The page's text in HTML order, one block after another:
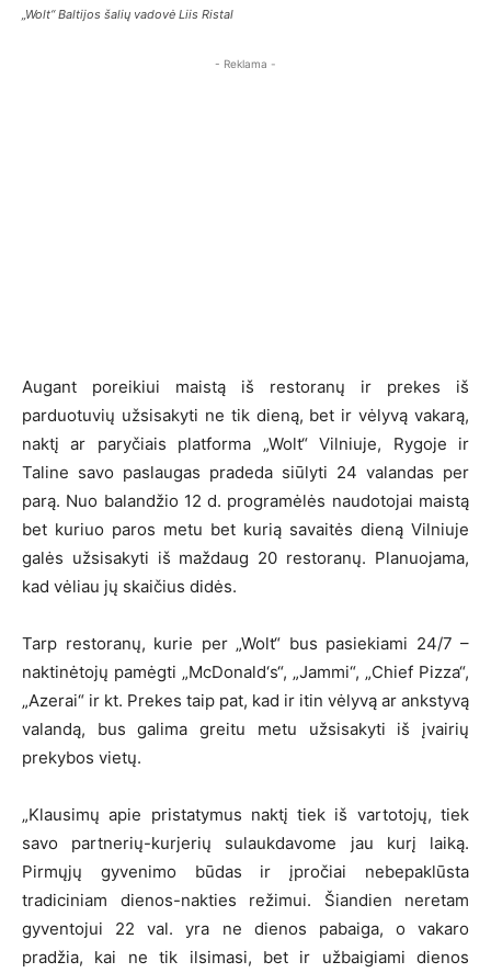
„Wolt“ Baltijos šalių vadovė Liis Ristal
- Reklama -
Augant poreikiui maistą iš restoranų ir prekes iš
parduotuvių užsisakyti ne tik dieną, bet ir vėlyvą vakarą,
naktį ar paryčiais platforma „Wolt“ Vilniuje, Rygoje ir
Taline savo paslaugas pradeda siūlyti 24 valandas per
parą. Nuo balandžio 12 d. programėlės naudotojai maistą
bet kuriuo paros metu bet kurią savaitės dieną Vilniuje
galės užsisakyti iš maždaug 20 restoranų. Planuojama,
kad vėliau jų skaičius didės.
Tarp restoranų, kurie per „Wolt“ bus pasiekiami 24/7 –
naktinėtojų pamėgti „McDonald‘s“, „Jammi“, „Chief Pizza“,
„Azerai“ ir kt. Prekes taip pat, kad ir itin vėlyvą ar ankstyvą
valandą, bus galima greitu metu užsisakyti iš įvairių
prekybos vietų.
„Klausimų apie pristatymus naktį tiek iš vartotojų, tiek
savo partnerių-kurjerių sulaukdavome jau kurį laiką.
Pirmųjų gyvenimo būdas ir įpročiai nebepaklūsta
tradiciniam dienos-nakties režimui. Šiandien neretam
gyventojui 22 val. yra ne dienos pabaiga, o vakaro
pradžia, kai ne tik ilsimasi, bet ir užbaigiami dienos